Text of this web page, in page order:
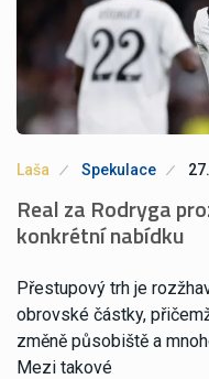
Laša Spekulace
Real za Rodryga
konkrétní nabídku
Přestupový trh je
obrovské částky,
změně působiště a
Mezi takové